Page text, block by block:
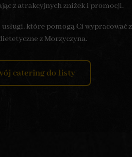
z atrakcyjnych zniżek i promocji.
które pomogą Ci wypracować
z Morzyczyna.
catering do listy